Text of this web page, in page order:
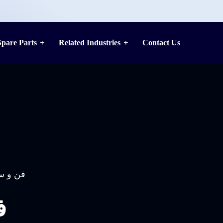
Parts Related Industries Contact Us
فن و